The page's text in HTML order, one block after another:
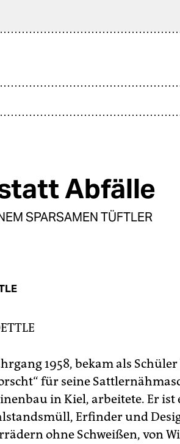
Abfälle
SPARSAMEN TÜFTLER
1958, bekam als Schüler
für seine
in Kiel, arbeitete. Er ist
Erfinder und
ohne Schweißen, von